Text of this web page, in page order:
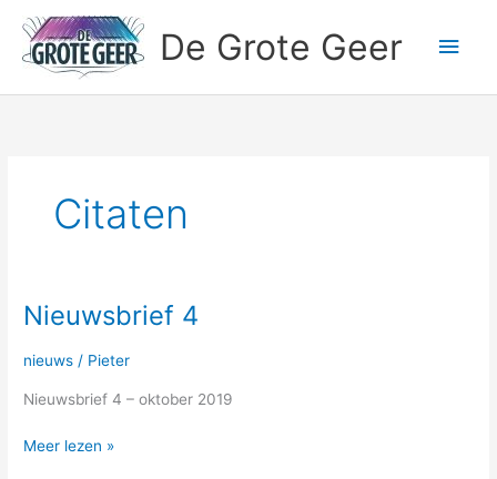
naar
De Grote Geer
Citaten
Nieuwsbrief 4
nieuws / Pieter
Nieuwsbrief 4 – oktober 2019
Nieuwsbrief
Meer lezen »